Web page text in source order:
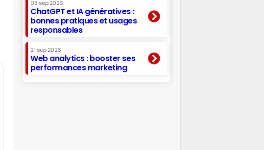
03 sep 2026
ChatGPT et IA génératives :
bonnes pratiques et usages
responsables
21 sep 2026
Web analytics : booster ses
performances marketing